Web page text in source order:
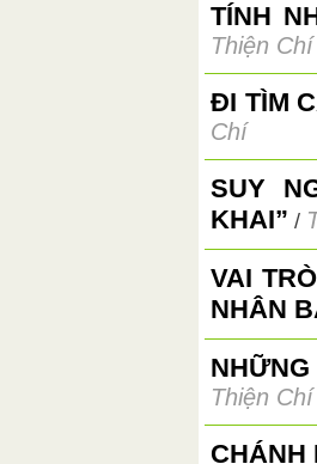
TÍNH
Thiện Chí
ĐI TÌM
Chí
SUY
KHAI” /
VAI
NHÂN
Thiện Chí
CHÁNH